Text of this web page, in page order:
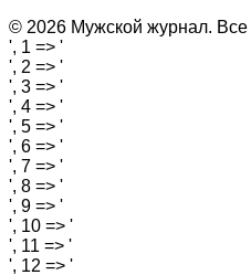
© 2026 Мужской журнал.
', 1 => '
', 2 => '
', 3 => '
', 4 => '
', 5 => '
', 6 => '
', 7 => '
', 8 => '
', 9 => '
', 10 => '
', 11 => '
', 12 => '